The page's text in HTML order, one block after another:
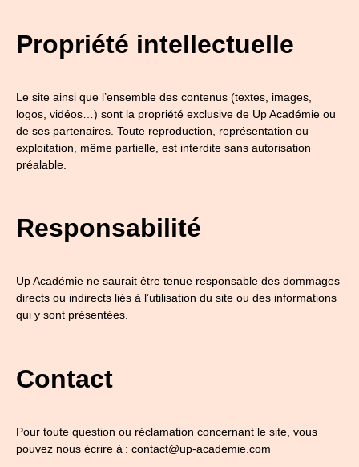
Propriété intellectuelle
Le site ainsi que l’ensemble des contenus (textes, images,
logos, vidéos…) sont la propriété exclusive de Up Académie ou
de ses partenaires. Toute reproduction, représentation ou
exploitation, même partielle, est interdite sans autorisation
préalable.
Responsabilité
Up Académie ne saurait être tenue responsable des dommages
directs ou indirects liés à l’utilisation du site ou des informations
qui y sont présentées.
Contact
Pour toute question ou réclamation concernant le site, vous
pouvez nous écrire à : contact@up-academie.com